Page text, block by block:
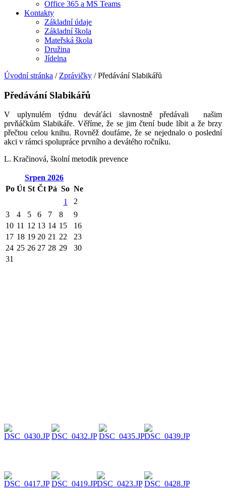
Office 365 a MS Teams
Kontakty
Základní údaje
Základní škola
Mateřská škola
Družina
Jídelna
Úvodní stránka / Zprávičky /Předávání Slabikářů
Předávání Slabikářů
V uplynulém týdnu deváťáci slavnostně předávali našim
prvňáčkům Slabikáře. Věříme, že se jim čtení bude líbit a že brzy
přečtou celou knihu. Rovněž doufáme, že se nejednalo o poslední
akci v rámci spolupráce prvního a devátého ročníku.
L. Kračinová, školní metodik prevence
Srpen 2026
Po Út St Čt Pá So Ne
1
2
3
4 5 6 7 8
9
10 11 12 13 14 15
16
17 18 19 20 21 22
23
24 25 26 27 28 29
30
31